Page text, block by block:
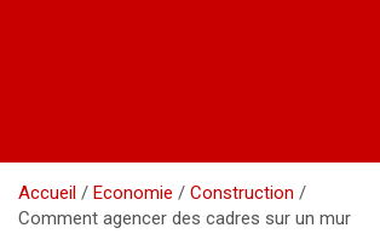
Accueil Economie
Construction
Comment agencer des cadres sur un mur